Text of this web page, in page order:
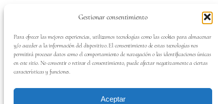
Gestionar consentimiento
Para ofrecer las mejores experiencias, utilizamos tecnologías como las cookies para almacenar
y/o acceder a la información del dispositivo. El consentimiento de estas tecnologías nos
permitirá procesar datos como el comportamiento de navegación o las identificaciones únicas
en este sitio. No consentir o retirar el consentimiento, puede afectar negativamente a ciertas
características y funciones.
Aceptar
Valencina de la Concepción. Sevilla
Tel:659700313
SÍGUENOS EN: